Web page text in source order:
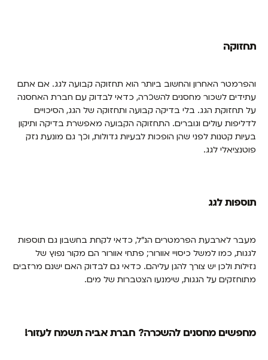
תחזוקה
והפרמטר האחרון והחשוב ביותר הוא תחזוקה קבועה לגג. אם אתם
עתידים לשכור מחסנים להשכרה, כדאי לבדוק עם חברת האחסנה
על תחזוקת הגג. בלי בדיקה קבועה ותחזוקה של הגג, הסיכויים
לדליפות עולים וגוברים. התחזוקה הקבועה מאפשרת בדיקה ותיקון
בעיות קטנות לפני שהן הופכות לבעיות גדולות, וכך גם מונעת נזק
פוטנציאלי לגג.
תוספות לגג
מעבר לארבעת הפרמטרים הנ"ל, כדאי לקחת בחשבון גם תוספות
לגגות, כמו למשל כיסויי אוורור; פתחי אוורור הם מקור נפוץ של
נזילות ולכן יש צורך להגן עליהם. כדאי גם לבדוק האם ישנם מרזבים
מתוחזקים על הגגות, שימנעו הצטברות של מים.
מחפשים מחסנים להשכרה? חברת אביה תשמח לעזור!